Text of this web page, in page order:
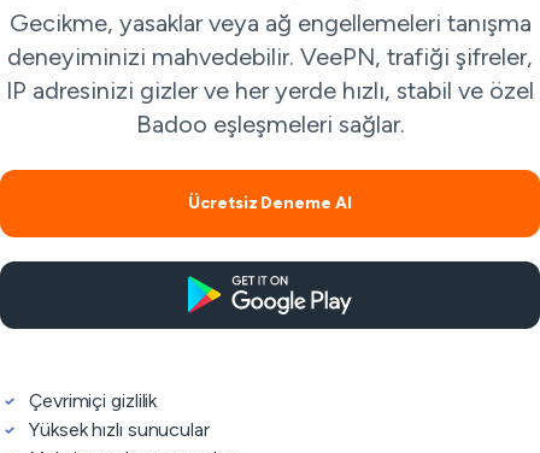
Gecikme, yasaklar veya ağ engellemeleri tanışma
deneyiminizi mahvedebilir. VeePN, trafiği şifreler,
IP adresinizi gizler ve her yerde hızlı, stabil ve özel
Badoo eşleşmeleri sağlar.
Ücretsiz Deneme Al
Çevrimiçi gizlilik
Yüksek hızlı sunucular